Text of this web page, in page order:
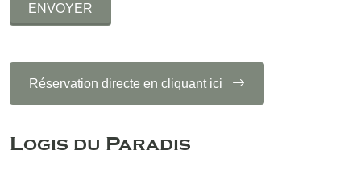
ENVOYER
Réservation directe en cliquant ici
Logis du Paradis